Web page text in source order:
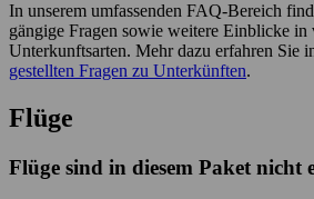
In unserem umfassenden FAQ-Bereich
gängige Fragen sowie weitere Einblicke in
Unterkunftsarten. Mehr dazu erfahren Sie
gestellten Fragen zu Unterkünften.
Flüge
Flüge sind in diesem Paket nicht